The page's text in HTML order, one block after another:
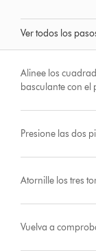
Ver todos los
Alinee los
basculante con el
Presione las dos
Atornille los tres
Vuelva a